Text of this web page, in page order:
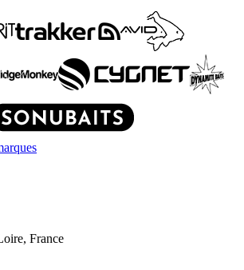
France